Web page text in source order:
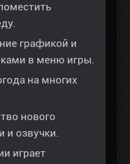
графикой и
в меню игры.
на многих
нового
и озвучки.
играет